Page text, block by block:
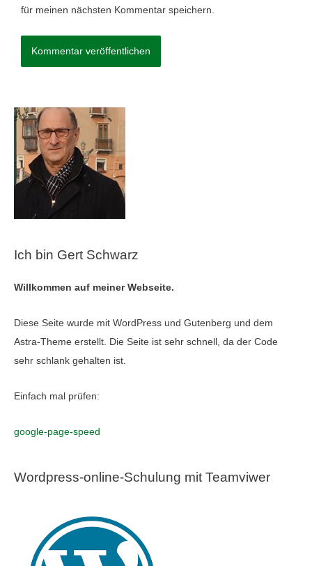
für meinen nächsten Kommentar speichern.
Ich bin Gert Schwarz
Willkommen auf meiner Webseite.
Diese Seite wurde mit WordPress und Gutenberg und dem
Astra-Theme erstellt. Die Seite ist sehr schnell, da der Code
sehr schlank gehalten ist.
Einfach mal prüfen:
google-page-speed
Wordpress-online-Schulung mit Teamviwer